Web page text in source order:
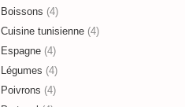
Boissons (4)
Cuisine tunisienne (4)
Espagne (4)
Légumes (4)
Poivrons (4)